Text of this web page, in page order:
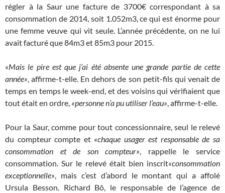
régler à la Saur une facture de 3700€ correspondant à sa
consommation de 2014, soit 1.052m3, ce qui est énorme pour
une femme veuve qui vit seule. L’année précédente, on ne lui
avait facturé que 84m3 et 85m3 pour 2015.
«Mais le pire est que j’ai été absente une grande partie de cette
année», affirme-t-elle. En dehors de son petit-fils qui venait de
temps en temps le week-end, et des voisins qui vérifiaient que
tout était en ordre, «personne n’a pu utiliser l’eau», affirme-t-elle.
Pour la Saur, comme pour tout concessionnaire, seul le relevé
du compteur compte et «chaque usager est responsable de sa
consommation et de son compteur», rappelle le service
consommation. Sur le relevé était bien inscrit«consommation
exceptionnelle», mais c’est d’abord le montant qui a affolé
Ursula Besson. Richard Bô, le responsable de l’agence de